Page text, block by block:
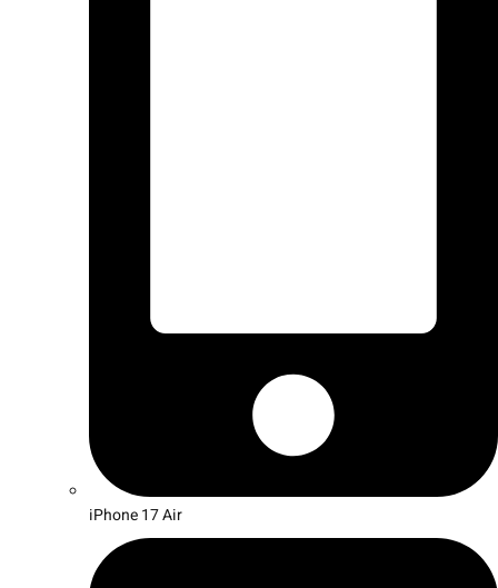
iPhone 17 Air